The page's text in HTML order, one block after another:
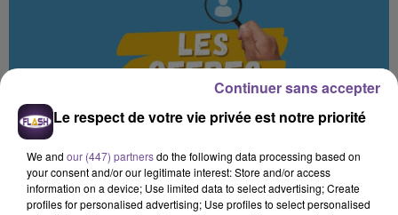
Le respect de votre vie privée est notre priorité
We and our (447) partnersdo the following data processing based on
your consent and/or our legitimate interest: Store and/or access
information on a device; Use limited data to select advertising; Create
profiles for personalised advertising; Use profiles to select personalised
Continuer sans accepter